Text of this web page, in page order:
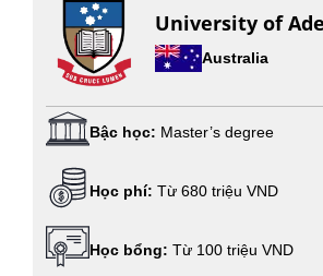
University of
Australia
Bậc học: Master’s degree
Học phí: Từ 680 triệu VND
Học bổng: Từ 100 triệu VND